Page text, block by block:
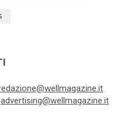
advertising@wellmagazine.it